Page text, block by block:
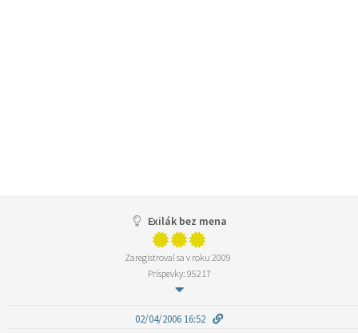
Exilák bez mena
Zaregistroval sa v roku 2009
Príspevky: 95217
02/04/2006 16:52